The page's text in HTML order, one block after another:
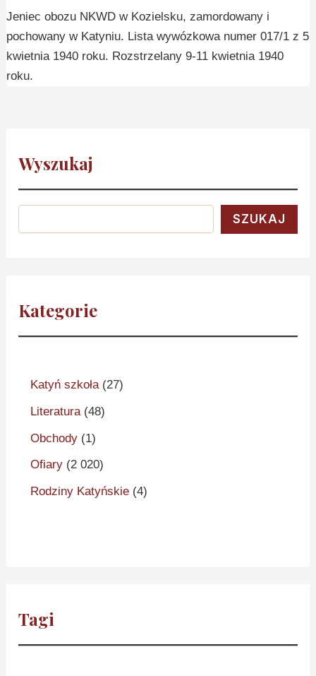
Jeniec obozu NKWD w Kozielsku, zamordowany i
pochowany w Katyniu. Lista wywózkowa numer 017/1 z 5
kwietnia 1940 roku. Rozstrzelany 9-11 kwietnia 1940
roku.
Wyszukaj
SZUKAJ
Kategorie
Katyń szkoła(27)
Literatura (48)
Obchody (1)
Ofiary (2 020)
Rodziny Katyńskie (4)
Tagi